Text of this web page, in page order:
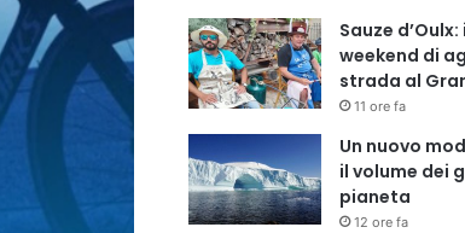
Sauze
weekend di
strada al
11 ore fa
Un nuovo
il volume dei
pianeta
12 ore fa